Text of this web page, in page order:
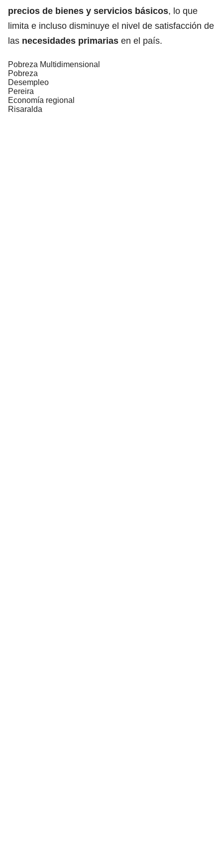
precios de bienes y servicios básicos, lo que
limita e incluso disminuye el nivel de satisfacción de
las necesidades primarias en el país.
Pobreza Multidimensional
Pobreza
Desempleo
Pereira
Economía regional
Risaralda